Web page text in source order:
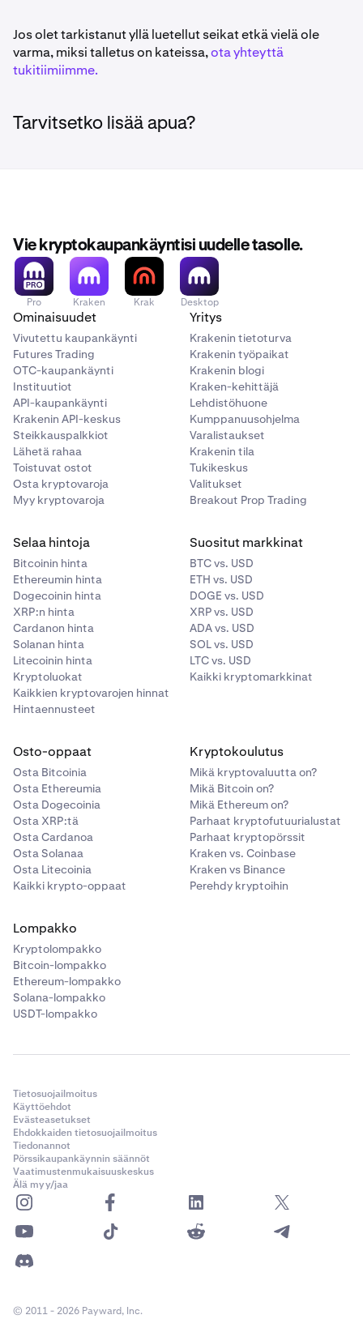
Jos olet tarkistanut yllä luetellut seikat etkä vielä ole
varma, miksi talletus on kateissa,ota yhteyttä
tukitiimiimme.
Tarvitsetko lisää apua?
Vie kryptokaupankäyntisi uudelle tasolle.
Pro Kraken Krak Desktop
Ominaisuudet
Vivutettu kaupankäynti
Futures Trading
OTC-kaupankäynti
Instituutiot
API-kaupankäynti
Krakenin API-keskus
Steikkauspalkkiot
Lähetä rahaa
Toistuvat ostot
Osta kryptovaroja
Myy kryptovaroja
Yritys
Krakenin tietoturva
Krakenin työpaikat
Krakenin blogi
Kraken-kehittäjä
Lehdistöhuone
Kumppanuusohjelma
Varalistaukset
Krakenin tila
Tukikeskus
Valitukset
Breakout Prop Trading
Selaa hintoja
Bitcoinin hinta
Ethereumin hinta
Dogecoinin hinta
XRP:n hinta
Cardanon hinta
Solanan hinta
Litecoinin hinta
Kryptoluokat
Kaikkien kryptovarojen hinnat
Hintaennusteet
Suositut markkinat
BTC vs. USD
ETH vs. USD
DOGE vs. USD
XRP vs. USD
ADA vs. USD
SOL vs. USD
LTC vs. USD
Kaikki kryptomarkkinat
Osto-oppaat
Osta Bitcoinia
Osta Ethereumia
Osta Dogecoinia
Osta XRP:tä
Osta Cardanoa
Osta Solanaa
Osta Litecoinia
Kaikki krypto-oppaat
Kryptokoulutus
Mikä kryptovaluutta on?
Mikä Bitcoin on?
Mikä Ethereum on?
Parhaat kryptofutuurialustat
Parhaat kryptopörssit
Kraken vs. Coinbase
Kraken vs Binance
Perehdy kryptoihin
Lompakko
Kryptolompakko
Bitcoin-lompakko
Ethereum-lompakko
Solana-lompakko
USDT-lompakko
Tietosuojailmoitus
Käyttöehdot
Evästeasetukset
Ehdokkaiden tietosuojailmoitus
Tiedonannot
Pörssikaupankäynnin säännöt
Vaatimustenmukaisuuskeskus
Älä myy/jaa
© 2011 - 2026 Payward, Inc.